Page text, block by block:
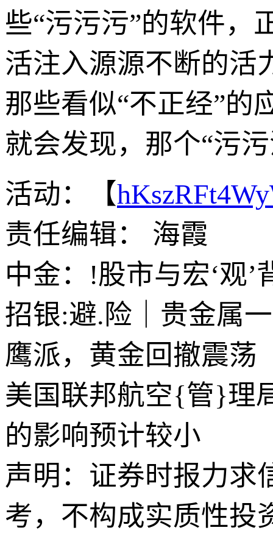
些“污污污”的软件，
活注入源源不断的活
那些看似“不正经”的
就会发现，那个“污
活动：【
责任编辑： 海霞
中金：!股市与宏‘观’
招银:避.险｜贵金属
鹰派，黄金回撤震荡
美国联邦航空{管}理
的影响预计较小
声明：证券时报力求
考，不构成实质性投